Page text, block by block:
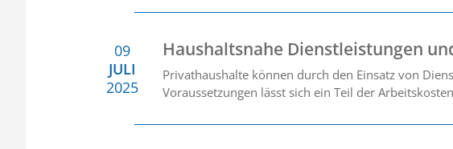
09
JULI
2025
Haushaltsnahe Dienstleistungen
Privathaushalte können durch den Einsatz von
Voraussetzungen lässt sich ein Teil der